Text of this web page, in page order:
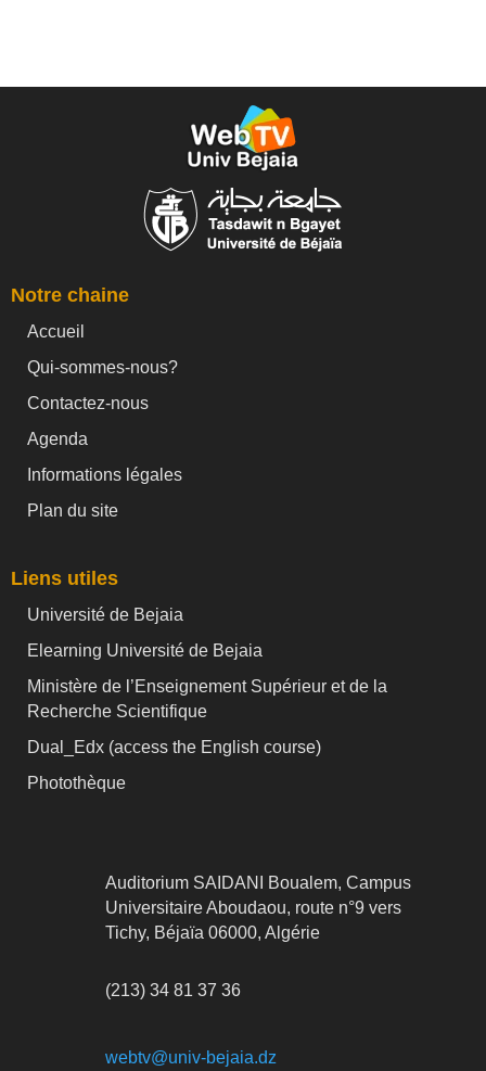
Notre chaine
Accueil
Qui-sommes-nous?
Contactez-nous
Agenda
Informations légales
Plan du site
Liens utiles
Université de Bejaia
Elearning Université de Bejaia
Ministère de l’Enseignement Supérieur et de la
Recherche Scientifique
Dual_Edx (access the English course)
Photothèque
Auditorium SAIDANI Boualem, Campus
Universitaire Aboudaou, route n°9 vers
Tichy, Béjaïa 06000, Algérie
(213) 34 81 37 36
webtv@univ-bejaia.dz